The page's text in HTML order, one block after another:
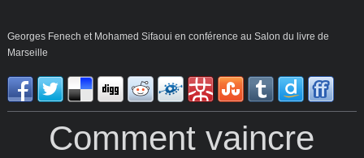
Georges Fenech et Mohamed Sifaoui en conférence au Salon du livre de
Marseille
Comment vaincre